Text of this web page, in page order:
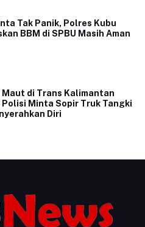
Tak Panik, Polres Kubu
BBM di SPBU Masih Aman
Maut di Trans Kalimantan
Polisi Minta Sopir Truk Tangki
Diri